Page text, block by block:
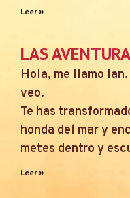
Leer »
LAS
Hola, me llamo
veo.
Te has
honda del mar y
metes dentro y
Leer »